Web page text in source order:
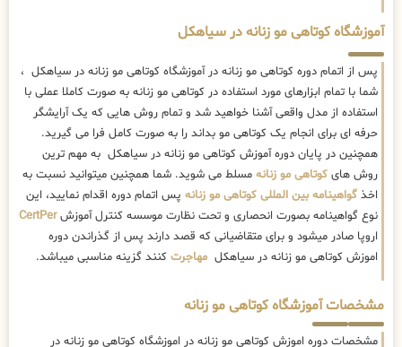
آموزشگاه کوتاهی مو زنانه در سیاهکل
پس از اتمام دوره کوتاهی مو زنانه در آموزشگاه کوتاهی مو زنانه در سیاهکل ،
شما با تمام ابزارهای مورد استفاده در کوتاهی مو زنانه به صورت کاملا عملی با
استفاده از مدل واقعی آشنا خواهید شد و تمام روش هایی که یک آرایشگر
حرفه ای برای انجام یک کوتاهی مو بداند را به صورت کامل فرا می گیرید.
همچنین در پایان دوره آموزش کوتاهی مو زنانه در سیاهکل به مهم ترین
روش های کوتاهی مو زنانه مسلط می شوید. شما همچنین میتوانید نسبت به
اخذ گواهینامه بین المللی کوتاهی مو زنانه پس اتمام دوره اقدام نمایید، این
نوع گواهینامه بصورت انحصاری و تحت نظارت موسسه کنترل آموزشCertPer
اروپا صادر میشود و برای متقاضیانی که قصد دارند پس از گذراندن دوره
اموزش کوتاهی مو زنانه در سیاهکل مهاجرت کنند گزینه مناسبی میباشد.
مشخصات آموزشگاه کوتاهی مو زنانه
مشخصات دوره اموزش کوتاهی مو زنانه در اموزشگاه کوتاهی مو زنانه در